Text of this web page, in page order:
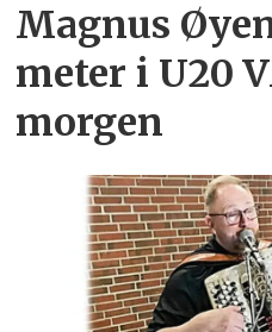
Magnus
meter i U20
morgen